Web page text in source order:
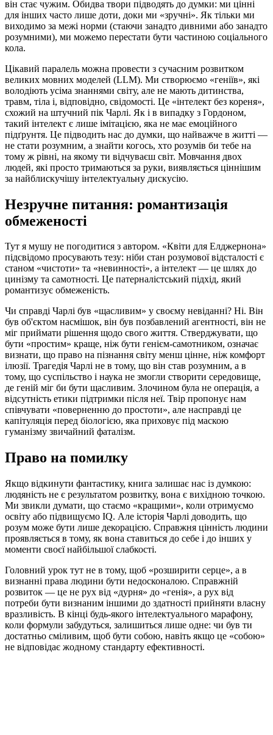
він стає чужим. Обидва твори підводять до думки: ми цінні
для інших часто лише доти, доки ми «зручні». Як тільки ми
виходимо за межі норми (стаючи занадто дивними або занадто
розумними), ми можемо перестати бути частиною соціального
кола.
Цікавий паралель можна провести з сучасним розвитком
великих мовних моделей (LLM). Ми створюємо «геніїв», які
володіють усіма знаннями світу, але не мають дитинства,
травм, тіла і, відповідно, свідомості. Це «інтелект без кореня»,
схожий на штучний пік Чарлі. Як і в випадку з Гордоном,
такий інтелект є лише імітацією, яка не має емоційного
підґрунтя. Це підводить нас до думки, що найважче в житті —
не стати розумним, а знайти когось, хто розумів би тебе на
тому ж рівні, на якому ти відчуваєш світ. Мовчання двох
людей, які просто тримаються за руки, виявляється ціннішим
за найблискучішу інтелектуальну дискусію.
Незручне питання: романтизація
обмеженості
Тут я мушу не погодитися з автором. «Квіти для Елджернона»
підсвідомо просувають тезу: ніби стан розумової відсталості є
станом «чистоти» та «невинності», а інтелект — це шлях до
цинізму та самотності. Це патерналістський підхід, який
романтизує обмеженість.
Чи справді Чарлі був «щасливим» у своєму невіданні? Ні. Він
був об'єктом насмішок, він був позбавлений агентності, він не
міг приймати рішення щодо свого життя. Стверджувати, що
бути «простим» краще, ніж бути генієм-самотником, означає
визнати, що право на пізнання світу менш цінне, ніж комфорт
ілюзії. Трагедія Чарлі не в тому, що він став розумним, а в
тому, що суспільство і наука не змогли створити середовище,
де геній міг би бути щасливим. Злочином була не операція, а
відсутність етики підтримки після неї. Твір пропонує нам
співчувати «поверненню до простоти», але насправді це
капітуляція перед біологією, яка приховує під маскою
гуманізму звичайний фаталізм.
Право на помилку
Якщо відкинути фантастику, книга залишає нас із думкою:
людяність не є результатом розвитку, вона є вихідною точкою.
Ми звикли думати, що стаємо «кращими», коли отримуємо
освіту або підвищуємо IQ. Але історія Чарлі доводить, що
розум може бути лише декорацією. Справжня цінність людини
проявляється в тому, як вона ставиться до себе і до інших у
моменти своєї найбільшої слабкості.
Головний урок тут не в тому, щоб «розширити серце», а в
визнанні права людини бути недосконалою. Справжній
розвиток — це не рух від «дурня» до «генія», а рух від
потреби бути визнаним іншими до здатності прийняти власну
вразливість. В кінці будь-якого інтелектуального марафону,
коли формули забудуться, залишиться лише одне: чи був ти
достатньо сміливим, щоб бути собою, навіть якщо це «собою»
не відповідає жодному стандарту ефективності.